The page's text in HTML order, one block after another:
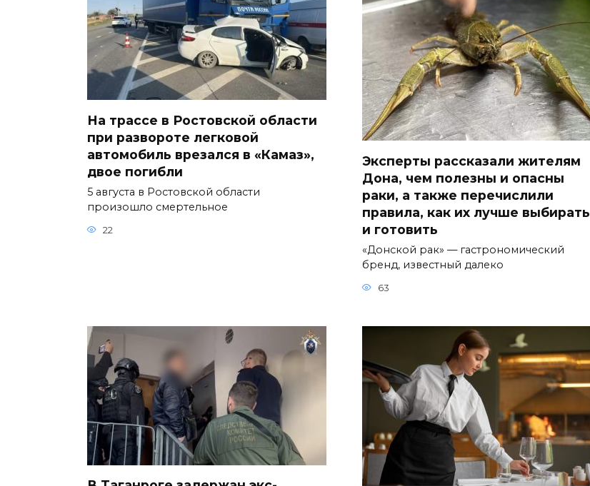
На трассе в Ростовской области
при развороте легковой
автомобиль врезался в «Камаз»,
двое погибли
5 августа в Ростовской области
произошло смертельное
22
Эксперты рассказали жителям
Дона, чем полезны и опасны
раки, а также перечислили
правила, как их лучше выбирать
и готовить
«Донской рак» — гастрономический
бренд, известный далеко
63